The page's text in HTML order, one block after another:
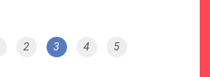
2 3 4 5